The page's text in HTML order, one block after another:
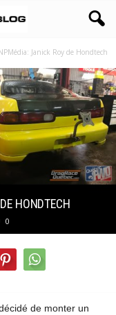
Janick Roy de Hondtech
HONDTECH
0
de monter un